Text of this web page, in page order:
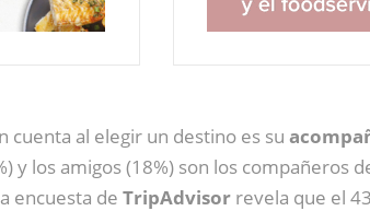
al elegir un destino es su
y los amigos (18%) son los compañeros
encuesta de TripAdvisor revela que el